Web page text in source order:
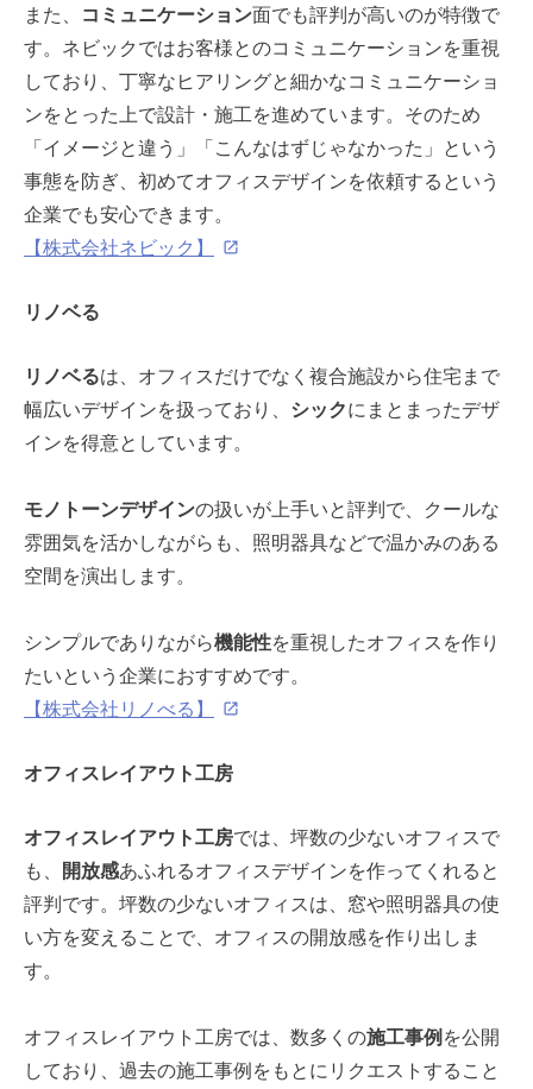
また、 コミュニケーション面でも評判が高いのが特徴で
す。ネビックではお客様とのコミュニケーションを重視
しており、丁寧なヒアリングと細かなコミュニケーショ
ンをとった上で設計・施工を進めています。そのため
「イメージと違う」「こんなはずじゃなかった」という
事態を防ぎ、初めてオフィスデザインを依頼するという
企業でも安心できます。
【株式会社ネビック】
リノベる
リノベるは、オフィスだけでなく複合施設から住宅まで
幅広いデザインを扱っており、 シックにまとまったデザ
インを得意としています。
モノトーンデザインの扱いが上手いと評判で、クールな
雰囲気を活かしながらも、照明器具などで温かみのある
空間を演出します。
シンプルでありながら機能性を重視したオフィスを作り
たいという企業におすすめです。
【株式会社リノべる】
オフィスレイアウト工房
オフィスレイアウト工房では、坪数の少ないオフィスで
も、
開放感あふれるオフィスデザインを作ってくれると
評判です。坪数の少ないオフィスは、窓や照明器具の使
い方を変えることで、オフィスの開放感を作り出しま
す。
オフィスレイアウト工房では、数多くの施工事例 を公開
しており、過去の施工事例をもとにリクエストすること